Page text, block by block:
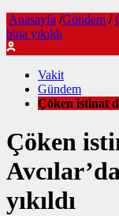
Anasayfa /Gündem /
bina yıkıldı
Vakit
Gündem
Çöken istinat
Çöken
yıkıldı